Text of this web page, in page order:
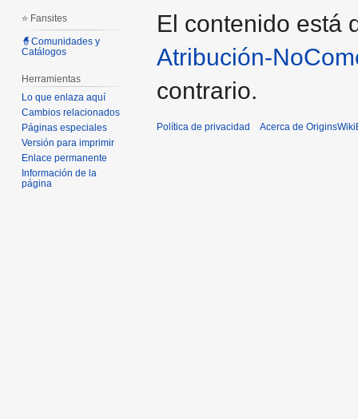
⭐ Fansites
🧙Comunidades y
Catálogos
Herramientas
Lo que enlaza aquí
Cambios relacionados
Páginas especiales
Versión para imprimir
Enlace permanente
Información de la
página
El contenido está
Atribución-
contrario.
Política de privacidad Acerca de